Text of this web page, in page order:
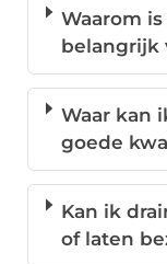
Waarom
belangrijk
Waar kan
goede
Kan ik
of laten